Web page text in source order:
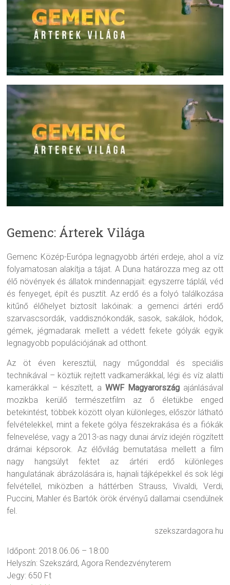
Gemenc: Árterek Világa
Gemenc Közép-Európa legnagyobb ártéri erdeje, ahol a víz
folyamatosan alakítja a tájat. A Duna határozza meg az ott
élő növények és állatok mindennapjait: egyszerre táplál, véd
és fenyeget, épít és pusztít. Az erdő és a folyó találkozása
kitűnő élőhelyet biztosít lakóinak: a gemenci ártéri erdő
szarvascsordák, vaddisznókondák, sasok, sakálok, hódok,
gémek, jégmadarak mellett a védett fekete gólyák egyik
legnagyobb populációjának ad otthont.
Az öt éven keresztül, nagy műgonddal és speciális
technikával – köztük rejtett vadkamerákkal, légi és víz alatti
kamerákkal – készített, a WWF Magyarországajánlásával
mozikba kerülő természetfilm az ő életükbe enged
betekintést, többek között olyan különleges, először látható
felvételekkel, mint a fekete gólya fészekrakása és a fiókák
felnevelése, vagy a 2013-as nagy dunai árvíz idején rögzített
drámai képsorok. Az élővilág bemutatása mellett a film
nagy hangsúlyt fektet az ártéri erdő különleges
hangulatának ábrázolására is, hajnali tájképekkel és sok légi
felvétellel, miközben a háttérben Strauss, Vivaldi, Verdi,
Puccini, Mahler és Bartók örök érvényű dallamai csendülnek
fel.
szekszardagora.hu
Időpont: 2018.06.06 – 18:00
Helyszín: Szekszárd, Agora Rendezvényterem
Jegy: 650 Ft